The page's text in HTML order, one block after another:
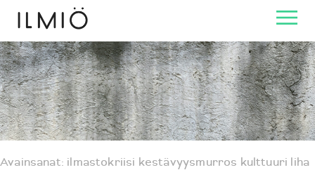
Avainsanat: ilmastokriisi kestävyysmurros kulttuuri liha